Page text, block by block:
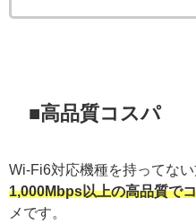
■高品質コスパ
Wi-Fi6対応機種を持ってない
1,000Mbps以上の高品質で
メです。